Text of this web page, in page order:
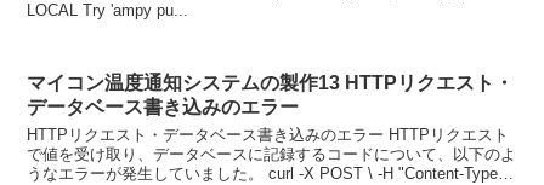
LOCAL Try 'ampy pu...
マイコン温度通知システムの製作13 HTTPリクエスト・
データベース書き込みのエラー
HTTPリクエスト・データベース書き込みのエラー HTTPリクエスト
で値を受け取り、データベースに記録するコードについて、以下のよ
うなエラーが発生していました。 curl -X POST \ -H "Content-Type: